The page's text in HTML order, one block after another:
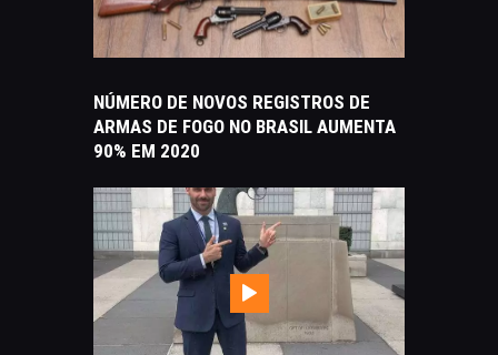
NÚMERO DE NOVOS REGISTROS DE
ARMAS DE FOGO NO BRASIL AUMENTA
90% EM 2020
NOTÍCIAS